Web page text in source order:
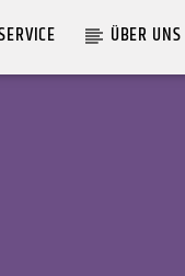
ÜBER UNS